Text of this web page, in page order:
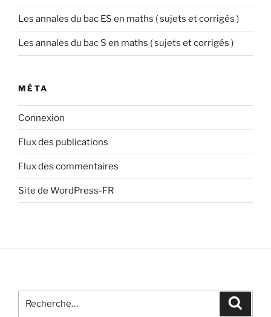
Les annales du bac ES en maths ( sujets et corrigés )
Les annales du bac S en maths ( sujets et corrigés )
MÉTA
Connexion
Flux des publications
Flux des commentaires
Site de WordPress-FR
pour